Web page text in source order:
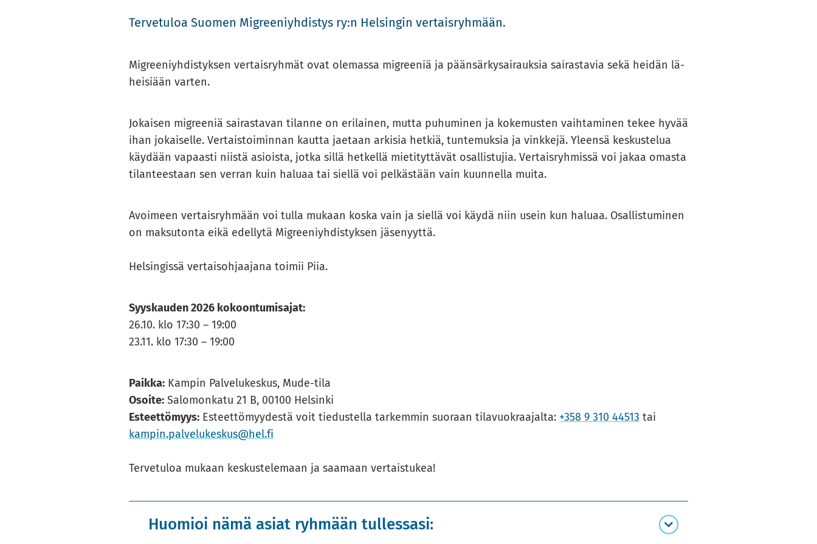
Ter­ve­tu­loa Suo­men Migree­niyh­dis­tys ry:n Hel­sin­gin ver­tais­ryh­mään.
Migree­niyh­dis­tyk­sen ver­tais­ryh­mät ovat ole­mas­sa migree­niä ja pään­sär­ky­sai­rauk­sia sai­ras­ta­via sekä hei­dän lä­
hei­si­ään var­ten.
Jo­kai­sen migree­niä sai­ras­ta­van ti­lan­ne on eri­lai­nen, mutta pu­hu­mi­nen ja ko­ke­mus­ten vaih­ta­mi­nen tekee hyvää
ihan jo­kai­sel­le. Ver­tais­toi­min­nan kaut­ta jae­taan ar­ki­sia het­kiä, tun­te­muk­sia ja vink­ke­jä. Yleen­sä kes­kus­te­lua
käy­dään va­paas­ti niis­tä asiois­ta, jotka sillä het­kel­lä mie­ti­tyt­tä­vät osal­lis­tu­jia. Ver­tais­ryh­mis­sä voi jakaa omas­ta
ti­lan­tees­taan sen ver­ran kuin ha­lu­aa tai siel­lä voi pel­käs­tään vain kuun­nel­la muita.
Avoi­meen ver­tais­ryh­mään voi tulla mu­kaan koska vain ja siel­lä voi käydä niin usein kun ha­lu­aa. Osal­lis­tu­mi­nen
on mak­su­ton­ta eikä edel­ly­tä Migree­niyh­dis­tyk­sen jä­se­nyyt­tä.
Hel­sin­gis­sä ver­tai­soh­jaa­ja­na toi­mii Piia.
Syys­kau­den 2026 ko­koon­tu­mi­sa­jat:
26.10. klo 17:30 – 19:00
23.11. klo 17:30 – 19:00
Paik­ka: Kam­pin Pal­ve­lu­kes­kus, Mude-​tila
Osoi­te: Sa­lo­mon­ka­tu 21 B, 00100 Hel­sin­ki
Es­teet­tö­myys: Es­teet­tö­myy­des­tä voit tie­dus­tel­la tar­kem­min suo­raan ti­la­vuo­kraa­jal­ta: +358 9 310 44513 tai
kam­pin.pal­ve­lu­kes­kus@hel.fi
Ter­ve­tu­loa mu­kaan kes­kus­te­le­maan ja saa­maan ver­tais­tu­kea!
Huomioi nämä asiat ryhmään tullessasi: